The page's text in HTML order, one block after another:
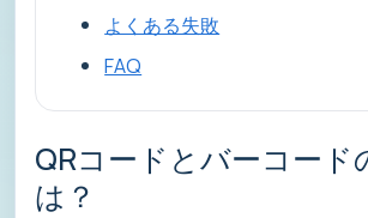
よくある失敗
FAQ
QRコードとバーコード
は？